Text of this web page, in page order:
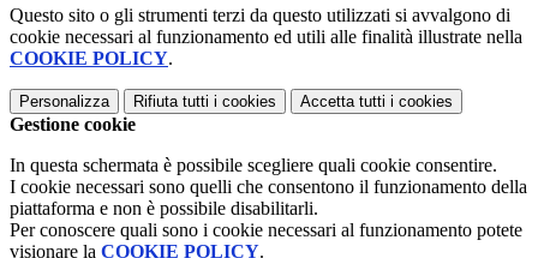
Questo sito o gli strumenti terzi da questo utilizzati si avvalgono di
cookie necessari al funzionamento ed utili alle finalità illustrate nella
COOKIE POLICY.
Personalizza Rifiuta tutti i cookies Accetta tutti i cookies
Gestione cookie
In questa schermata è possibile scegliere quali cookie consentire.
I cookie necessari sono quelli che consentono il funzionamento della
piattaforma e non è possibile disabilitarli.
Per conoscere quali sono i cookie necessari al funzionamento potete
visionare la COOKIE POLICY.